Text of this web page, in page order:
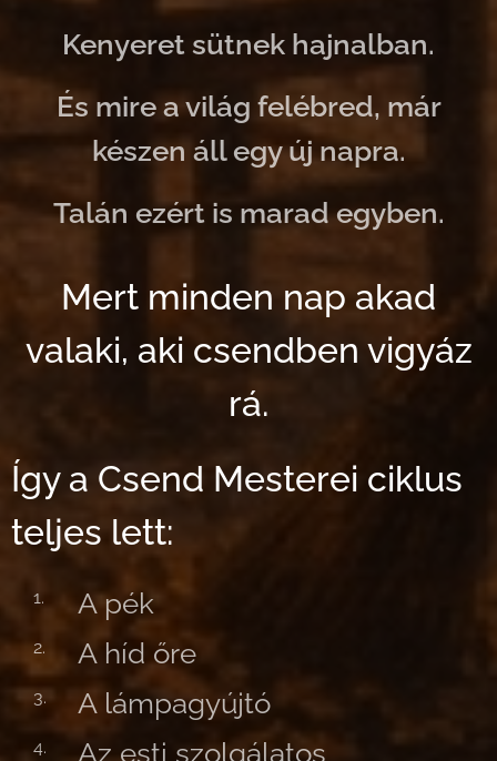
Kenyeret sütnek hajnalban.
És mire a világ felébred, már
készen áll egy új napra.
Talán ezért is marad egyben.
Mert minden nap akad
valaki, aki csendben vigyáz
rá.
Így a Csend Mesterei ciklus
teljes lett:
A pék
A híd őre
A lámpagyújtó
Az esti szolgálatos